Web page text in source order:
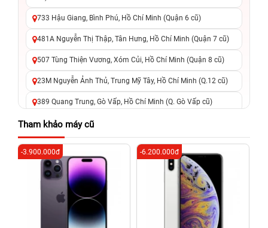
733 Hậu Giang, Bình Phú, Hồ Chí Minh (Quận 6 cũ)
481A Nguyễn Thị Thập, Tân Hưng, Hồ Chí Minh (Quận 7 cũ)
507 Tùng Thiện Vương, Xóm Củi, Hồ Chí Minh (Quận 8 cũ)
23M Nguyễn Ảnh Thủ, Trung Mỹ Tây, Hồ Chí Minh (Q.12 cũ)
389 Quang Trung, Gò Vấp, Hồ Chí Minh (Q. Gò Vấp cũ)
625 - 625A Âu Cơ, Tân Phú, Hồ Chí Minh (Quận Tân Phú cũ)
326 Lê Văn Việt, Tăng Nhơn Phú, Hồ Chí Minh (Q.9 TP. Thủ
Đức cũ)
256 Võ Văn Ngân, Thủ Đức, Hồ Chí Minh (Bình Thọ, TP. Thủ
70 Nguyễn An Ninh, Dĩ An, Hồ Chí Minh (Bình Dương Cũ)
Tham khảo máy cũ
-3.900.000đ -6.200.000đ